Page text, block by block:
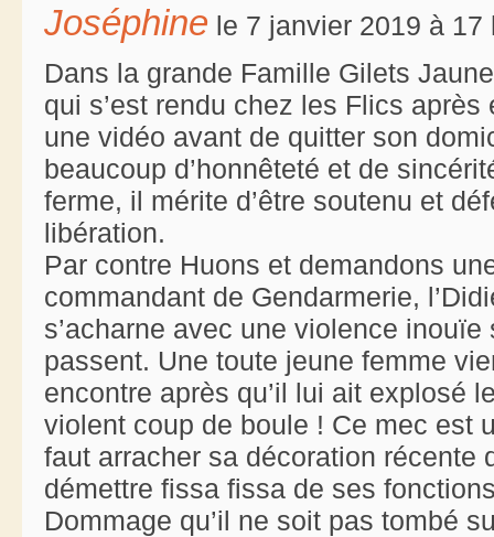
Joséphine le 7 janvier 2019 à 17
Dans la grande Famille Gilets
qui s’est rendu chez les Flics
une vidéo avant de quitter son
beaucoup d’honnêteté et de
ferme, il mérite d’être soutenu et
libération.
Par contre Huons et demandons
commandant de Gendarmerie,
s’acharne avec une violence
passent. Une toute jeune femme
encontre après qu’il lui ait explosé
violent coup de boule ! Ce mec est
faut arracher sa décoration récente
démettre fissa fissa de ses
Dommage qu’il ne soit pas tombé